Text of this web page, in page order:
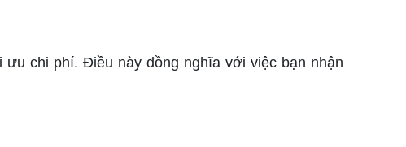
chi phí. Điều này đồng nghĩa với việc bạn nhận